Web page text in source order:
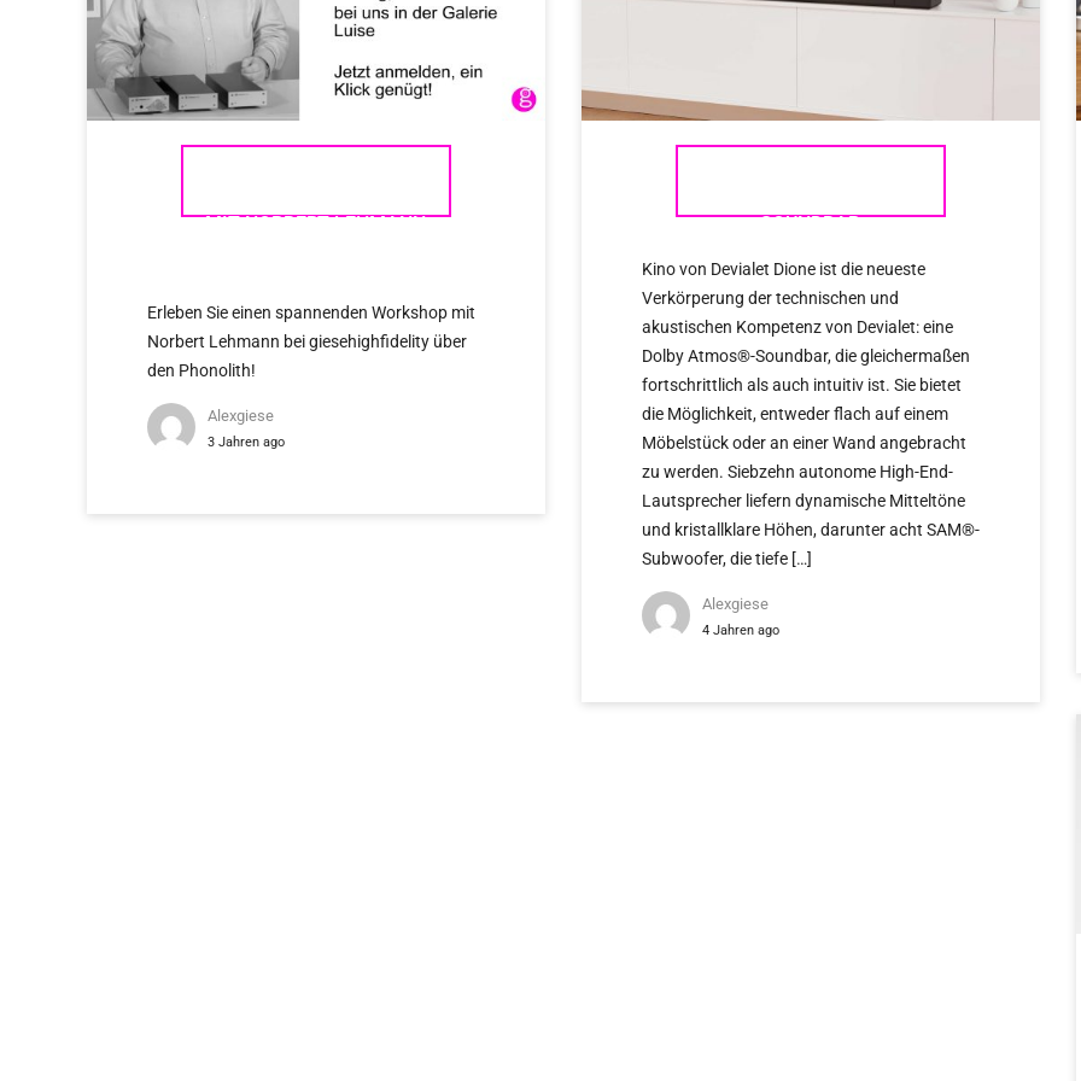
MIT NORBERT LEHMANN
Erleben Sie einen spannenden Workshop mit
Norbert Lehmann bei giesehighfidelity über
den Phonolith!
Alexgiese
3 Jahren ago
SOUNDBAR
Kino von Devialet Dione ist die neueste
Verkörperung der technischen und
akustischen Kompetenz von Devialet: eine
Dolby Atmos®-Soundbar, die gleichermaßen
fortschrittlich als auch intuitiv ist. Sie bietet
die Möglichkeit, entweder flach auf einem
Möbelstück oder an einer Wand angebracht
zu werden. Siebzehn autonome High-End-
Lautsprecher liefern dynamische Mitteltöne
und kristallklare Höhen, darunter acht SAM®-
Subwoofer, die tiefe […]
Alexgiese
4 Jahren ago